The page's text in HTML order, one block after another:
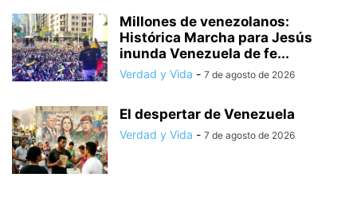
Millones de venezolanos:
Histórica Marcha para Jesús
inunda Venezuela de fe...
Verdad y Vida - 7 de agosto de 2026
El despertar de Venezuela
Verdad y Vida - 7 de agosto de 2026